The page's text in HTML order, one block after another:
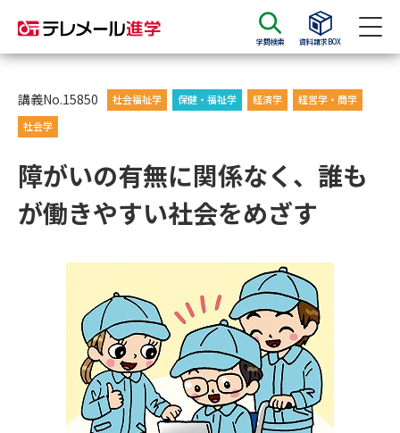
学問検索 資料請求BOX
資料請求 資料検索
大学・短大の資料種類から請求
大学パンフ 学部・学科パンフ
集要項＆願書
募集要項＆願書
大学・短大以外の資料から請求
専門学校の資料請求 大学院の資料請求
講義No.15850 社会福祉学 保健・福祉学 経済学
経営学・商学
社会学
障がいの有無に関係なく、誰も
が働きやすい社会をめざす